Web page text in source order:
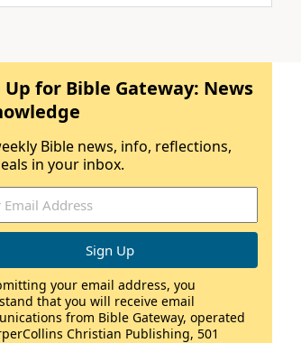
Up for Bible Gateway: News
Bible news, info, reflections,
in your inbox.
your email address, you
that you will receive email
from Bible Gateway, operated
Christian Publishing, 501